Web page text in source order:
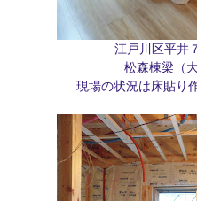
江戸川区平井
松森棟梁（
現場の状況は床貼り